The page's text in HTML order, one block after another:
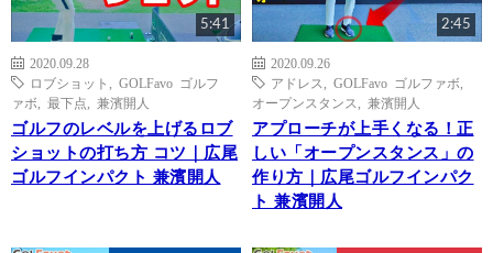
5:41
2020.09.28
ロブショット
GOLFavo ゴルフ
ァボ
最下点 兼濱開人
ゴルフのレベルを上げるロブ
ショットの打ち方 コツ｜広尾
ゴルフインパクト 兼濱開人
2:45
2020.09.26
アドレス
GOLFavo ゴルファボ
オープンスタンス
兼濱開人
アプローチが上手くなる！正
しい「オープンスタンス」の
作り方｜広尾ゴルフインパク
ト 兼濱開人